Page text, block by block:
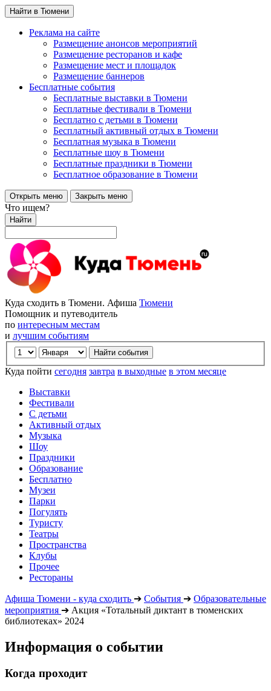
Найти в Тюмени
Реклама на сайте
Размещение анонсов мероприятий
Размещение ресторанов и кафе
Размещение мест и площадок
Размещение баннеров
Бесплатные события
Бесплатные выставки в Тюмени
Бесплатные фестивали в Тюмени
Бесплатно с детьми в Тюмени
Бесплатный активный отдых в Тюмени
Бесплатная музыка в Тюмени
Бесплатные шоу в Тюмени
Бесплатные праздники в Тюмени
Бесплатное образование в Тюмени
Открыть меню Закрыть меню
Что ищем?
Найти
Куда сходить в Тюмени. Афиша Тюмени
Помощник и путеводитель
по интересным местам
и лучшим событиям
Куда пойти сегодня завтра в выходные в этом месяце
Выставки
Фестивали
С детьми
Активный отдых
Музыка
Шоу
Праздники
Образование
Бесплатно
Музеи
Парки
Погулять
Туристу
Театры
Пространства
Клубы
Прочее
Рестораны
Афиша Тюмени - куда сходить ➔ События ➔ Образовательные
мероприятия ➔ Акция «Тотальный диктант в тюменских
библиотеках» 2024
Информация о событии
Когда проходит